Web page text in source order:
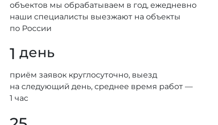
объектов мы обрабатываем в год, ежедневно
наши специалисты выезжают на объекты
по России
1 день
приём заявок круглосуточно, выезд
на следующий день, среднее время работ —
1 час